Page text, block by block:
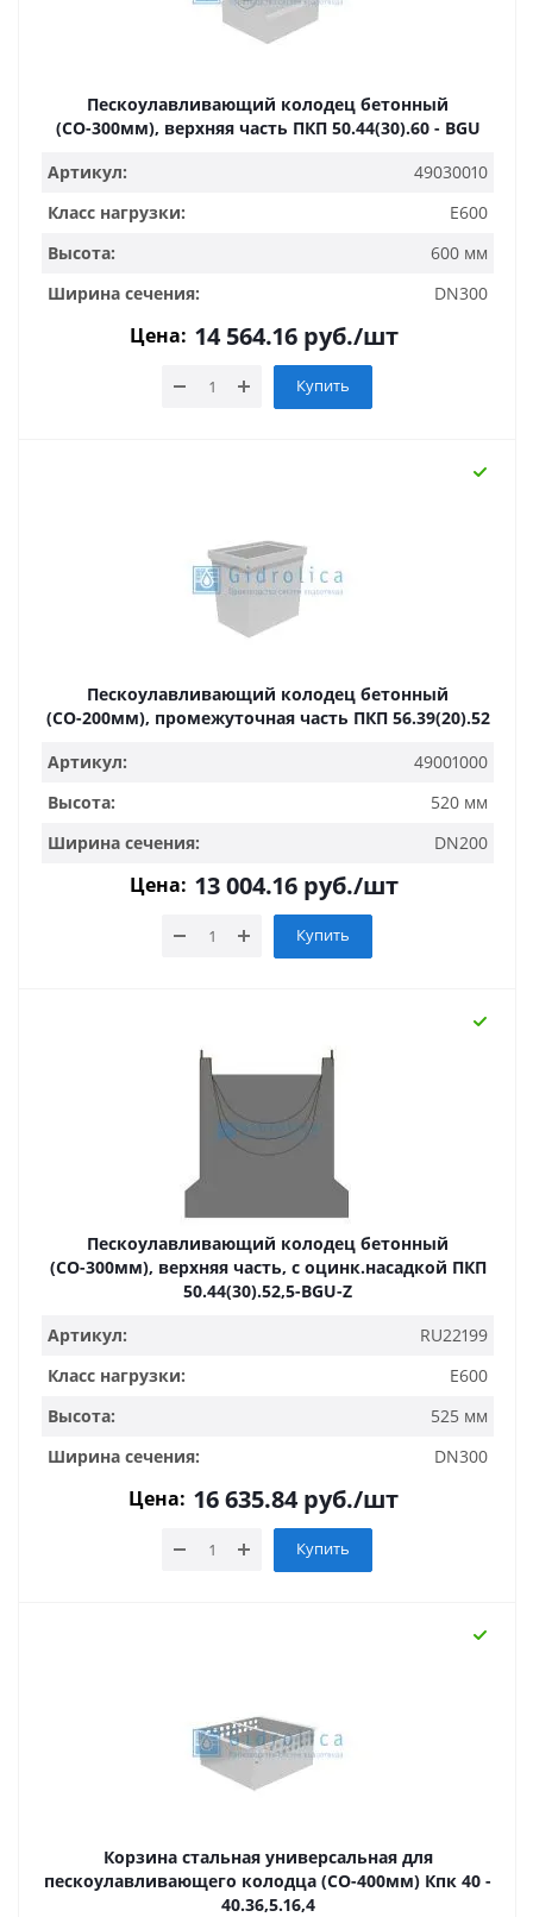
Пескоулавливающий колодец бетонный
(СО-300мм), верхняя часть ПКП 50.44(30).60 - BGU
Артикул:
49030010
Класс нагрузки:
E600
Высота:
600 мм
Ширина сечения:
DN300
Цена: 14 564.16руб./шт
Купить
Пескоулавливающий колодец бетонный
(СО-200мм), промежуточная часть ПКП 56.39(20).52
Артикул:
49001000
Высота:
520 мм
Ширина сечения:
DN200
Цена: 13 004.16руб./шт
Купить
Пескоулавливающий колодец бетонный
(СО-300мм), верхняя часть, с оцинк.насадкой ПКП
50.44(30).52,5-BGU-Z
Артикул:
RU22199
Класс нагрузки:
E600
Высота:
525 мм
Ширина сечения:
DN300
Цена: 16 635.84руб./шт
Купить
Корзина стальная универсальная для
пескоулавливающего колодца (СО-400мм) Кпк 40 -
40.36,5.16,4